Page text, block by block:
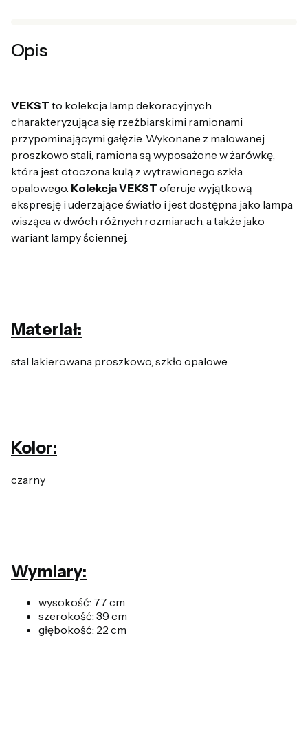
Opis
VEKST to kolekcja lamp dekoracyjnych
charakteryzująca się rzeźbiarskimi ramionami
przypominającymi gałęzie. Wykonane z malowanej
proszkowo stali, ramiona są wyposażone w żarówkę,
która jest otoczona kulą z wytrawionego szkła
opalowego. Kolekcja VEKST oferuje wyjątkową
ekspresję i uderzające światło i jest dostępna jako lampa
wisząca w dwóch różnych rozmiarach, a także jako
wariant lampy ściennej.
Materiał:
stal lakierowana proszkowo, szkło opalowe
Kolor:
czarny
Wymiary:
wysokość: 77 cm
szerokość: 39 cm
głębokość: 22 cm